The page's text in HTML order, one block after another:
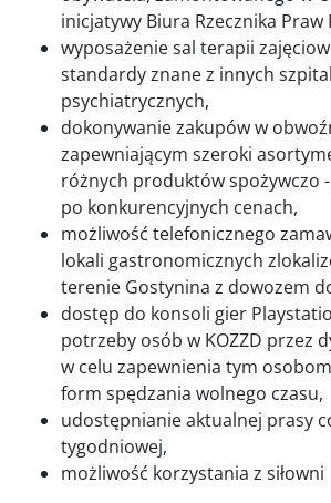
inicjatywy Biura Rzecznika Praw
wyposażenie sal terapii
standardy znane z innych
psychiatrycznych,
dokonywanie zakupów w
zapewniającym szeroki
różnych produktów spożywczo
po konkurencyjnych cenach,
możliwość telefonicznego
lokali gastronomicznych
terenie Gostynina z dowozem
dostęp do konsoli gier
potrzeby osób w KOZZD przez
w celu zapewnienia tym
form spędzania wolnego czasu,
udostępnianie aktualnej prasy
tygodniowej,
możliwość korzystania z siłowni